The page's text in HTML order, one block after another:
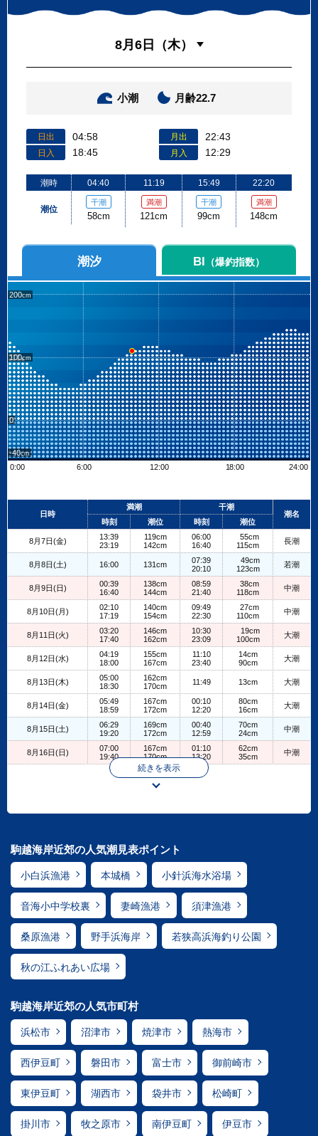
小潮 月齢22.7
日出 04:58
日入 18:45
月出 22:43
月入 12:29
潮時
潮位
04:40
干潮
58cm
11:19
満潮
121cm
15:49
干潮
99cm
22:20
満潮
148cm
潮汐 BI （爆釣指数）
200
100
0
-40
0:00
6:00 12:00 18:00 24:00
+
日時
満潮
干潮
潮名
時刻
潮位 時刻 潮位
8月7日(金)
13:39
23:19
119cm
142cm
06:00
16:40
55cm
115cm
長潮
8月8日(土) 16:00 131cm
07:39
20:10
49cm
123cm
若潮
8月9日(日)
00:39
16:40
138cm
144cm
08:59
21:40
38cm
118cm
中潮
8月10日(月)
02:10
17:19
140cm
154cm
09:49
22:30
27cm
110cm
中潮
8月11日(火)
03:20
17:40
146cm
162cm
10:30
23:09
19cm
100cm
大潮
8月12日(水)
04:19
18:00
155cm
167cm
11:10
23:40
14cm
90cm
大潮
8月13日(木)
05:00
18:30
162cm
170cm
11:49 13cm 大潮
8月14日(金)
05:49
18:59
167cm
172cm
00:10
12:20
80cm
16cm
大潮
8月15日(土)
06:29
19:20
169cm
172cm
00:40
12:59
70cm
24cm
中潮
8月16日(日)
07:00
19:40
167cm
170cm
01:10
13:20
62cm
35cm
中潮
続きを表示
駒越海岸近郊の人気潮見表ポイント
小白浜漁港 本城橋 小針浜海水浴場
音海小中学校裏 妻崎漁港 須津漁港
桑原漁港 野手浜海岸 若狭高浜海釣り公園
秋の江ふれあい広場
駒越海岸近郊の人気市町村
浜松市 沼津市 焼津市 熱海市
西伊豆町 磐田市 富士市 御前崎市
東伊豆町 湖西市 袋井市 松崎町
掛川市 牧之原市 南伊豆町 伊豆市